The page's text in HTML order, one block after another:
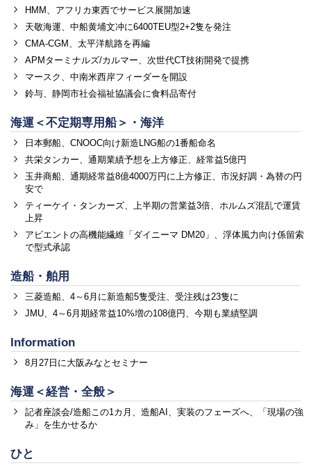
HMM、アフリカ東西でサービス展開加速
天敬海運、中船黄埔文冲に6400TEU型2+2隻を発注
CMA-CGM、太平洋航路を再編
APMターミナルズ/カルマー、次世代CT技術開発で提携
マースク、中南米西岸フィーダーを開設
鈴与、静岡市社会福祉協議会に食料品寄付
海運＜不定期専用船＞・海洋
日本郵船、CNOOC向け新造LNG船の1番船命名
共栄タンカー、通期業績予想を上方修正、経常益5億円
玉井商船、通期経常益8億4000万円に上方修正、市況好調・為替の円
安で
ティーケイ・タンカーズ、上半期の営業益3倍、ホルムズ混乱で運賃
上昇
アビエントの高機能繊維「ダイニーマ DM20」、浮体風力向け係留索
で型式承認
造船・舶用
三菱造船、4～6月に新造船5隻受注、受注残は23隻に
JMU、4～6月期経常益10%増の108億円、今期も業績堅調
Information
8月27日に大阪みなとセミナー
海運＜経営・全般＞
記者座談会/造船この1カ月、造船AI、実装のフェーズへ、「現場の強
み」を生かせるか
ひと